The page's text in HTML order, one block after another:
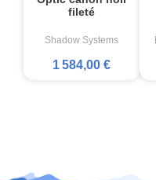
fileté
Shadow Systems
1 584,00 €